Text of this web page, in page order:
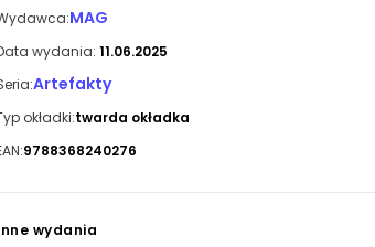
MAG
wydania: 11.06.2025
Artefakty
okładki:twarda okładka
9788368240276
wydania